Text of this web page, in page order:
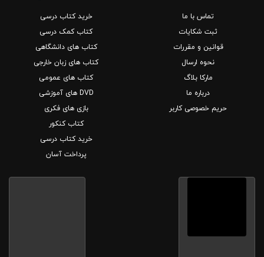
تماس با ما
ثبت شکایات
قوانین و مقررات
نحوه ارسال
مارکا بلاگ
درباره ما
حریم خصوصی کاربر
خرید کتاب درسی
کتاب کمک درسی
کتاب های دانشگاهی
کتاب های زبان خارجی
کتاب های عمومی
DVD های آموزشی
بازی های فکری
کتاب کنکور
خرید کتاب درسی
پرداخت آسان